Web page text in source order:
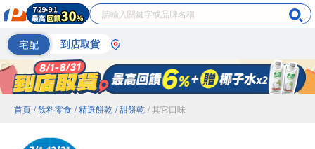
宅配 到店取貨
首頁 / 飲料零食 / 精選餅乾 / 甜餅乾 / 其它口味